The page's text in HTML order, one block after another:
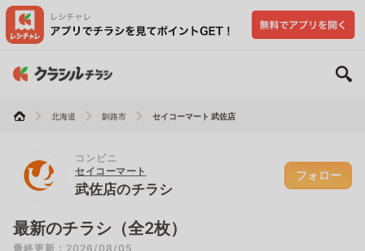
北海道 釧路市 セイコーマート 武佐店
コンビニ
セイコーマート
武佐店のチラシ
フォロー
最新のチラシ（全2枚）
最終更新：2026/08/05